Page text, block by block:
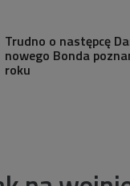
Trudno o następcę
nowego Bonda
roku